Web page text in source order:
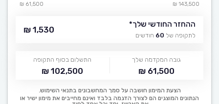
143,500 ₪
61,500 ₪
ההחזר החודשי שלך*
לתקופה של 60 חודשים
1,530 ₪
גובה המקדמה שלך
61,500 ₪
התשלום בסוף התקופה
102,500 ₪
הצעת המימון חושבה על סמך המחשבונים בתנאי השימוש.
הנתונים המוצגים הם לצורך הדגמה בלבד ואינם מחייבים את מימון ישיר או